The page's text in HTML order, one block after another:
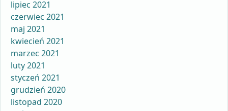
lipiec 2021
czerwiec 2021
maj 2021
kwiecień 2021
marzec 2021
luty 2021
styczeń 2021
grudzień 2020
listopad 2020